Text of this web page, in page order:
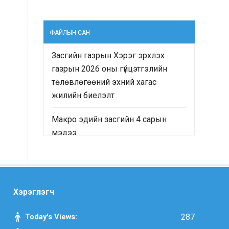
ФАЙЛЫН САН
Засгийн газрын Хэрэг эрхлэх
газрын 2026 оны гүйцэтгэлийн
төлөвлөгөөний эхний хагас
жилийн биелэлт
Макро эдийн засгийн 4 сарын
мэдээ
2024-2028 оны үйл ажиллагааны
болон “Монгол Улсын хөгжлийн
Хэрэглэгч
Today's Views: 287